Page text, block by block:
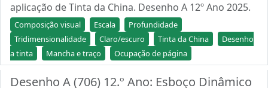
aplicação de Tinta da China. Desenho A 12º Ano 2025.
Composição visual Escala
Profundidade
Tridimensionalidade
Claro/escuro Tinta da China
Desenho
a tinta
Mancha e traço Ocupação de página
Desenho A (706) 12.º Ano: Esboço Dinâmico